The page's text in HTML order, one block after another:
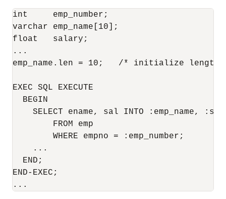
int     emp_number;
varchar emp_name[10];
float   salary;
...
emp_name.len = 10;   /* initialize length
EXEC SQL EXECUTE
  BEGIN
SELECT ename, sal INTO :emp_name,
        FROM emp
        WHERE empno = :emp_number;
    ...
  END;
END-EXEC;